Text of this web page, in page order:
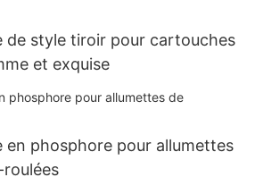
de style tiroir pour cartouches
et exquise
en phosphore pour allumettes